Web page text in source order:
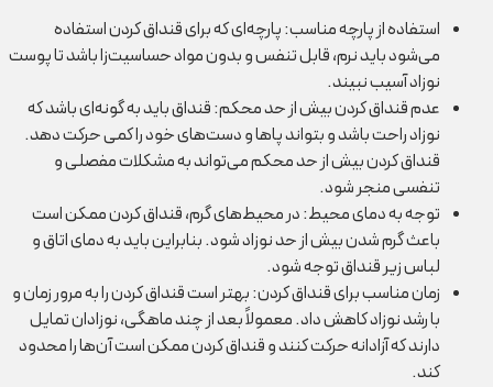
استفاده از پارچه مناسب: پارچه‌ای که برای قنداق کردن استفاده
می‌شود باید نرم، قابل تنفس و بدون مواد حساسیت‌زا باشد تا پوست
نوزاد آسیب نبیند.
عدم قنداق کردن بیش از حد محکم: قنداق باید به گونه‌ای باشد که
نوزاد راحت باشد و بتواند پاها و دست‌های خود را کمی حرکت دهد.
قنداق کردن بیش از حد محکم می‌تواند به مشکلات مفصلی و
تنفسی منجر شود.
توجه به دمای محیط: در محیط‌های گرم، قنداق کردن ممکن است
باعث گرم شدن بیش از حد نوزاد شود. بنابراین باید به دمای اتاق و
لباس زیر قنداق توجه شود.
زمان مناسب برای قنداق کردن: بهتر است قنداق کردن را به مرور زمان و
با رشد نوزاد کاهش داد. معمولاً بعد از چند ماهگی، نوزادان تمایل
دارند که آزادانه حرکت کنند و قنداق کردن ممکن است آن‌ها را محدود
کند.